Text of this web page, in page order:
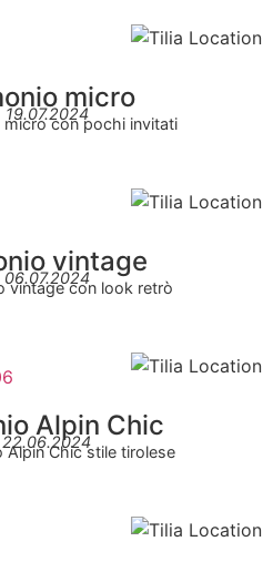
micro
19.07.2024
micro con pochi invitati
vintage
06.07.2024
vintage con look retrò
Alpin Chic
22.06.2024
Alpin Chic stile tirolese